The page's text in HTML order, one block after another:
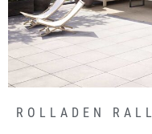
ROLLADEN RALL